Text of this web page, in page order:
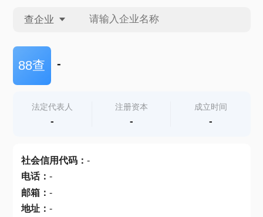
查企业
查企业
查产地
88查 -
法定代表人
-
注册资本
-
成立时间
-
社会信用代码： -
电话： -
邮箱： -
地址： -